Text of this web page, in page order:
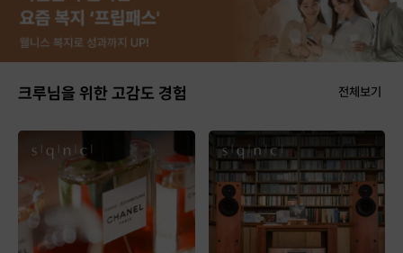
크루님을 위한 고감도 경험 전체보기